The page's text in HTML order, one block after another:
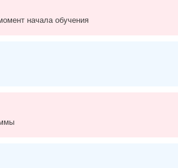
начала обучения